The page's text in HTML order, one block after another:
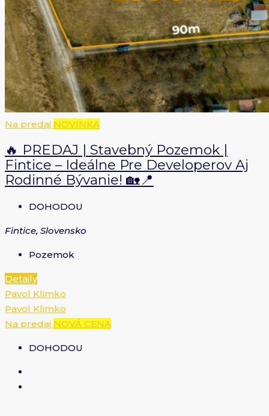
Na predaj NOVINKA
🔥 PREDAJ | Stavebný Pozemok |
Fintice – Ideálne Pre Developerov Aj
Rodinné Bývanie! 🏡📍
DOHODOU
Fintice, Slovensko
Pozemok
Detaily
Pavol Klimko
Pavol Klimko
Na predaj NOVÁ CENA
DOHODOU